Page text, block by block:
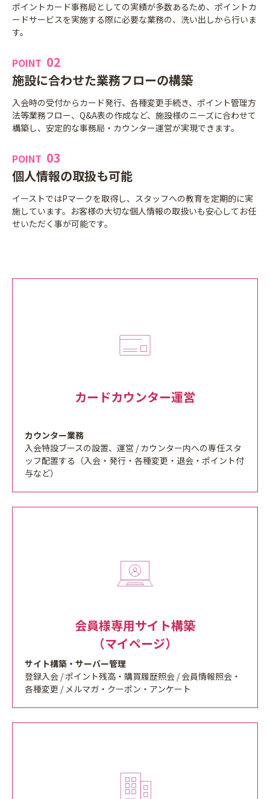
ポイントカード事務局としての実績が多数あるため、ポイントカ
ードサービスを実施する際に必要な業務の、洗い出しから行いま
す。
POINT 02
施設に合わせた業務フローの構築
入会時の受付からカード発行、各種変更手続き、ポイント管理方
法等業務フロー、Q&A表の作成など、施設様のニーズに合わせて
構築し、安定的な事務局・カウンター運営が実現できます。
POINT 03
個人情報の取扱も可能
イーストではPマークを取得し、スタッフへの教育を定期的に実
施しています。お客様の大切な個人情報の取扱いも安心してお任
せいただく事が可能です。
カードカウンター運営
カウンター業務
入会特設ブースの設置、運営 / カウンター内への専任スタ
ッフ配置する（入会・発行・各種変更・退会・ポイント付
与など）
会員様専用サイト構築
（マイページ）
サイト構築・サーバー管理
登録入会 / ポイント残高・購買履歴照会 / 会員情報照会・
各種変更 / メルマガ・クーポン・アンケート